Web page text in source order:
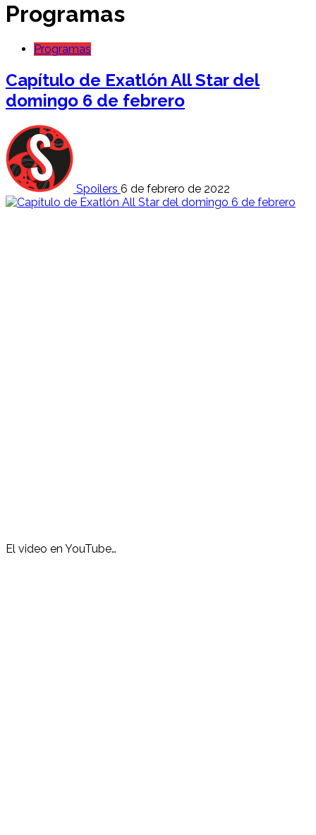
Programas
Programas
Capítulo de Exatlón All Star del
domingo 6 de febrero
Spoilers 6 de febrero de 2022
El video en YouTube…